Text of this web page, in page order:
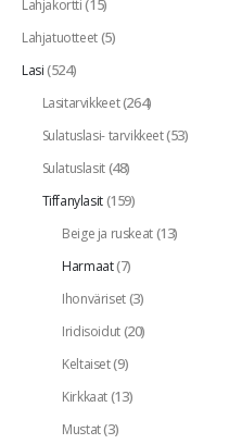
Lahjakortti(15)
Lahjatuotteet(5)
Lasi(524)
Lasitarvikkeet(264)
Sulatuslasi- tarvikkeet(53)
Sulatuslasit(48)
Tiffanylasit(159)
Beige ja ruskeat(13)
Harmaat(7)
Ihonväriset(3)
Iridisoidut(20)
Keltaiset(9)
Kirkkaat(13)
Mustat(3)